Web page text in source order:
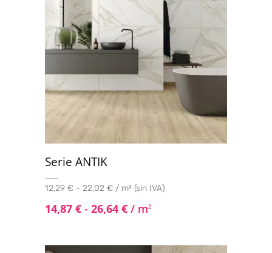
Serie ANTIK
12,29 € - 22,02 € / m² (sin IVA)
14,87 € - 26,64 € / m2